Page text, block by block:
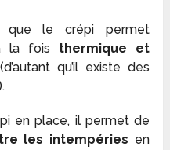
que le crépi permet
la fois thermique et
qu’il existe des
en place, il permet de
les intempéries en